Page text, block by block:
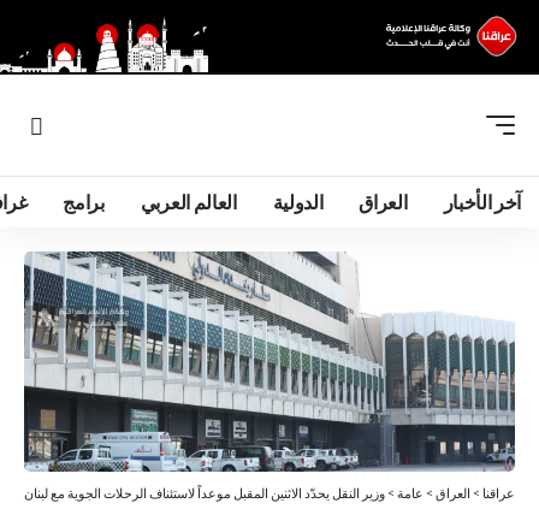
آخر الأخبار العراق الدولية العالم العربي برامج
عراقنا > العراق > عامة > وزير النقل يحدّد الاثنين المقبل موعداً لاستئناف الرحلات الجوية مع لبنان